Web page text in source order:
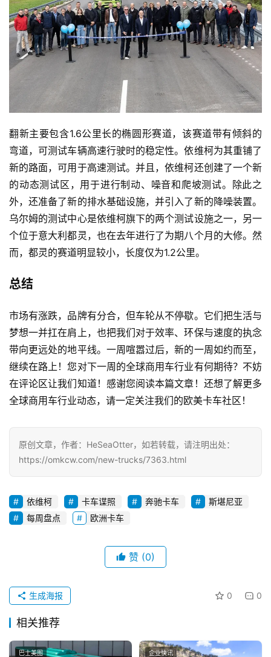
翻新主要包含1.6公里长的椭圆形赛道，该赛道带有倾斜的
弯道，可测试车辆高速行驶时的稳定性。依维柯为其重铺了
新的路面，可用于高速测试。并且，依维柯还创建了一个新
的动态测试区，用于进行制动、噪音和爬坡测试。除此之
外，还准备了新的排水基础设施，并引入了新的降噪装置。
乌尔姆的测试中心是依维柯旗下的两个测试设施之一，另一
个位于意大利都灵，也在去年进行了为期八个月的大修。然
而，都灵的赛道明显较小，长度仅为1.2公里。
总结
市场有涨跌，品牌有分合，但车轮从不停歇。它们把生活与
梦想一并扛在肩上，也把我们对于效率、环保与速度的执念
带向更远处的地平线。一周喧嚣过后，新的一周如约而至，
继续在路上！您对下一周的全球商用车行业有何期待？不妨
在评论区让我们知道！感谢您阅读本篇文章！还想了解更多
全球商用车行业动态，请一定关注我们的欧美卡车社区！
原创文章，作者：HeSeaOtter，如若转载，请注明出处：
https://omkcw.com/new-trucks/7363.html
依维柯 卡车谍照 奔驰卡车
斯堪尼亚
每周盘点
欧洲卡车
赞 (0)
0 0
生成海报
相关推荐
巴士美图 企业快讯